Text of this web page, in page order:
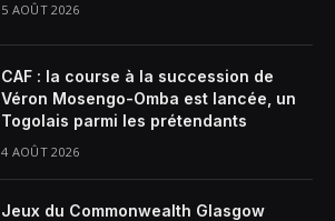
5 AOÛT 2026
CAF : la course à la succession de
Véron Mosengo-Omba est lancée, un
Togolais parmi les prétendants
4 AOÛT 2026
Jeux du Commonwealth Glasgow